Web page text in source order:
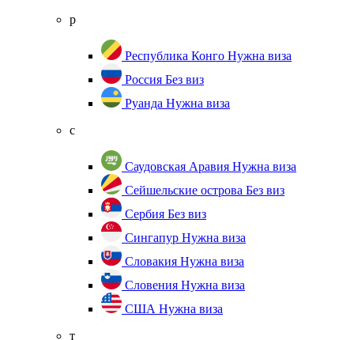
р
Республика Конго Нужна виза
Россия Без виз
Руанда Нужна виза
с
Саудовская Аравия Нужна виза
Сейшельские острова Без виз
Сербия Без виз
Сингапур Нужна виза
Словакия Нужна виза
Словения Нужна виза
США Нужна виза
т